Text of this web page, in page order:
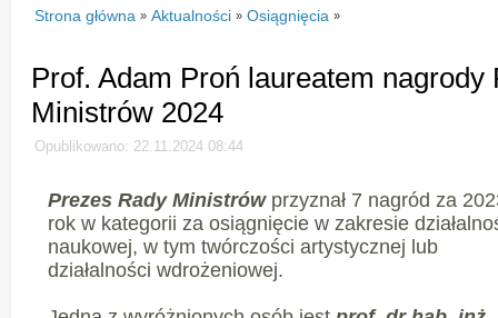
Strona główna » Aktualności » Osiągnięcia »
Prof. Adam Proń laureatem nagrody
Ministrów 2024
Opublikowano: 22.11.2024 08:44
Prezes Rady Ministrówprzyznał 7 nagród za
rok w kategorii za osiągnięcie w zakresie
naukowej, w tym twórczości artystycznej lub
działalności wdrożeniowej.